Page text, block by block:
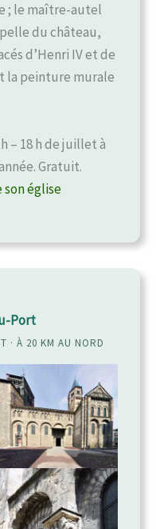
; le maître-autel
du château,
d’Henri IV et de
la peinture murale
– 18 h de juillet à
Gratuit.
église
Port
· À 20 KM AU NORD